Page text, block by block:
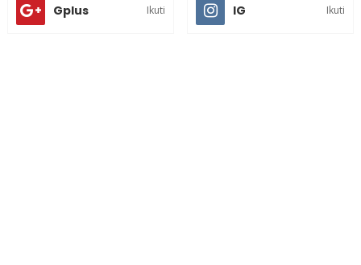
Gplus Ikuti IG Ikuti